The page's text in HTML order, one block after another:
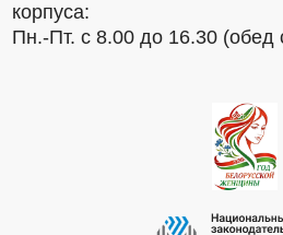
корпуса:
Пн.-Пт. с 8.00 до 16.30 (обед